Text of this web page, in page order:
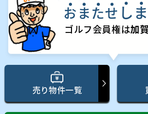
おまたせ し ま
ゴルフ会員権は加
売り物件一覧